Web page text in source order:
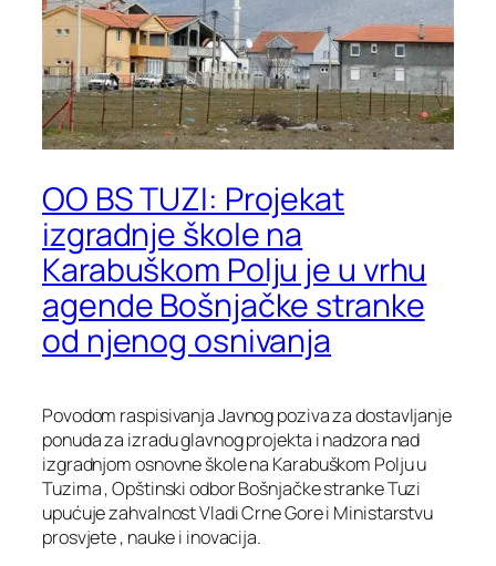
OO BS TUZI: Projekat
izgradnje škole na
Karabuškom Polju je u vrhu
agende Bošnjačke stranke
od njenog osnivanja
Povodom raspisivanja Javnog poziva za dostavljanje
ponuda za izradu glavnog projekta i nadzora nad
izgradnjom osnovne škole na Karabuškom Polju u
Tuzima , Opštinski odbor Bošnjačke stranke Tuzi
upućuje zahvalnost Vladi Crne Gore i Ministarstvu
prosvjete , nauke i inovacija.